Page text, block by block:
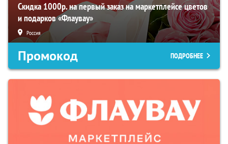
Скидка 1000р. на первый заказ на маркетплейсе цветов
и подарков «Флаувау»
Россия
Промокод ПОДРОБНЕЕ